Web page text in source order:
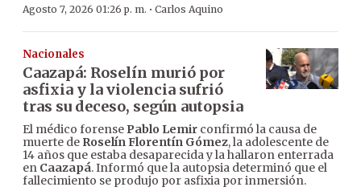
Agosto 7, 2026 01:26 p. m. · Carlos Aquino
Nacionales
Caazapá: Roselín murió por
asfixia y la violencia sufrió
tras su deceso, según autopsia
El médico forense Pablo Lemir confirmó la causa de
muerte de Roselín Florentín Gómez, la adolescente de
14 años que estaba desaparecida y la hallaron enterrada
en Caazapá. Informó que la autopsia determinó que el
fallecimiento se produjo por asfixia por inmersión.